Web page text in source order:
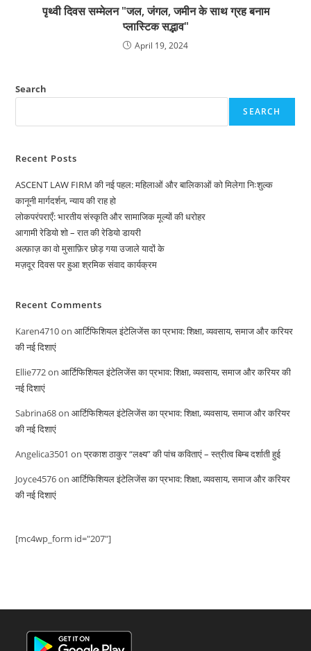
पृथ्वी दिवस सम्मेलन "जल, जंगल, जमीन के साथ ग्रह बनाम
प्लास्टिक सद्भाव"
April 19, 2024
Search
SEARCH
Recent Posts
ASCENT LAW FIRM की नई पहल: महिलाओं और बालिकाओं को मिलेगा निःशुल्क
कानूनी मार्गदर्शन, न्याय की राह हो
लोकपरंपराएँ: भारतीय संस्कृति और सामाजिक मूल्यों की धरोहर
आगामी रेडियो शो – रात की रेडियो डायरी
अल्फ़ाज़ का वो मुसाफ़िर छोड़ गया उजाले यादों के
मज़दूर दिवस पर हुआ श्रमिक संवाद कार्यक्रम
Recent Comments
Karen4710onआर्टिफिशियल इंटेलिजेंस का प्रभाव: शिक्षा, व्यवसाय, समाज और करियर
की नई दिशाएं
Ellie772onआर्टिफिशियल इंटेलिजेंस का प्रभाव: शिक्षा, व्यवसाय, समाज और करियर की
नई दिशाएं
Sabrina68onआर्टिफिशियल इंटेलिजेंस का प्रभाव: शिक्षा, व्यवसाय, समाज और करियर
की नई दिशाएं
Angelica3501 onप्रकाश ठाकुर “लक्ष्य” की पांच कविताएं – स्त्रीत्व बिम्ब दर्शाती हुई
Joyce4576onआर्टिफिशियल इंटेलिजेंस का प्रभाव: शिक्षा, व्यवसाय, समाज और करियर
की नई दिशाएं
[mc4wp_form id="207"]